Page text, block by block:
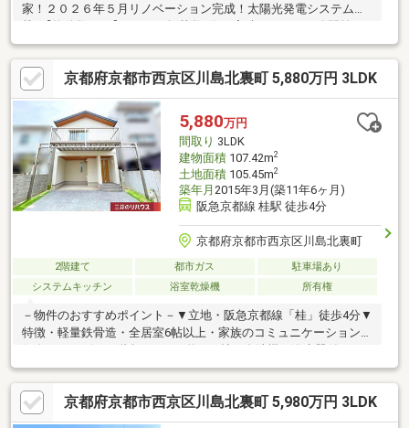
家！２０２６年５月リノベーション完成！太陽光発電システム搭
「未公開情報」で理想の住まいをご提案します。◆資金計画も安
心頭金0円、最長50年の長期ローンなど、提携銀行の多さを活か
した最適なプランをご提示。ローン審査が不安な方もご相談くだ
さい。◆即日対応・年中無休「今から見たい」に全力で応えま
す。まずは資料請求・予約からお気軽にお問い合わせください！
京都府京都市西京区川島北裏町 5,880万円 3LDK
5,880万円
間取り 3LDK
建物面積107.42m2
土地面積105.45m2
築年月 2015年3月(築11年6ヶ月)
阪急京都線 桂駅 徒歩4分
京都府京都市西京区川島北裏町
2階建て 都市ガス
駐車場あり
システムキッチン
浴室乾燥機 所有権
－物件のおすすめポイント－▼立地・阪急京都線「桂」徒歩4分▼
特徴・軽量鉄骨造・全居室6帖以上・家族のコミュニケーションを
チン・南・北の両面バルコニー・駐車場有(車種による)▼2026年5
月室内リフォーム済【新調】トイレ、浴室換気乾燥機、浴室鏡
【貼替】全室クロス、床フロアタイル、CF▼周辺環境・フレスコ
桂駅東口店 約徒歩3分(200m)※容積率は前面道路幅員により160％
京都府京都市西京区川島北裏町 5,980万円 3LDK